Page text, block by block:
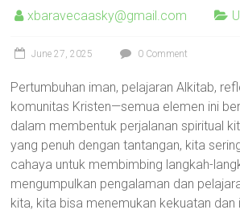
xbaravecaasky@gmail.com
June 27, 2025 0 Comment
Pertumbuhan iman, pelajaran Alkitab,
komunitas Kristen—semua elemen ini
dalam membentuk perjalanan spiritual
yang penuh dengan tantangan, kita
cahaya untuk membimbing langkah-
mengumpulkan pengalaman dan
kita, kita bisa menemukan kekuatan dan